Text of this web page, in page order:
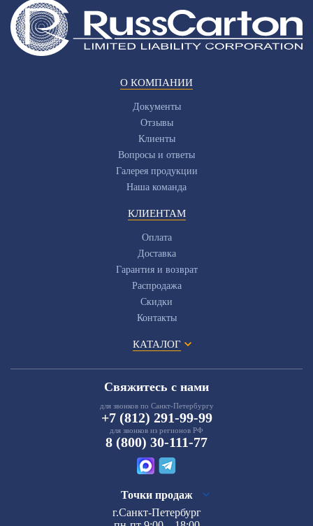
О КОМПАНИИ
Документы
Отзывы
Клиенты
Вопросы и ответы
Галерея продукции
Наша команда
КЛИЕНТАМ
Оплата
Доставка
Гарантия и возврат
Распродажа
Скидки
Контакты
КАТАЛОГ
Свяжитесь с нами
для звонков по Санкт-Петербургу
+7 (812) 291-99-99
для звонков из регионов РФ
8 (800) 30-111-77
Точки продаж
г.Санкт-Петербург